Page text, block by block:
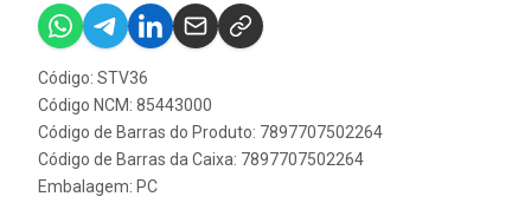
Código: STV36
Código NCM: 85443000
Código de Barras do Produto: 7897707502264
Código de Barras da Caixa: 7897707502264
Embalagem: PC